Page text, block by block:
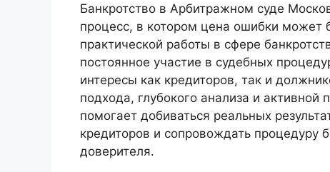
Банкротство в Арбитражном суде
процесс, в котором цена ошибки может
практической работы в сфере
постоянное участие в судебных
интересы как кредиторов, так и
подхода, глубокого анализа и
помогает добиваться реальных
кредиторов и сопровождать процедуру
доверителя.